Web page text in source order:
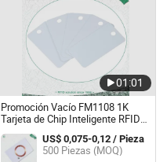
01:01
Promoción Vacío FM1108 1K
Tarjeta de Chip Inteligente RFID
NFC Sin Contacto (A205)
US$ 0,075-0,12 / Pieza
500 Piezas (MOQ)